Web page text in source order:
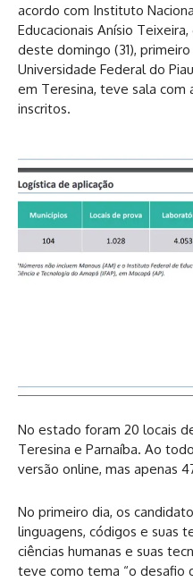
acordo com Instituto
Educacionais Anísio
deste domingo (31),
Universidade Federal do
em Teresina, teve sala com
inscritos.
No estado foram 20 locais
Teresina e Parnaíba. Ao
versão online, mas apenas
No primeiro dia, os
linguagens, códigos e suas
ciências humanas e suas
teve como tema “o desafio